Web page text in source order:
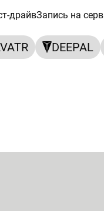
драйвЗапись на
DEEPAL